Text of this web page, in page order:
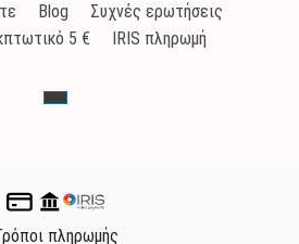
Blog
Συχνές ερωτήσεις
5 € IRIS πληρωμή
πληρωμής